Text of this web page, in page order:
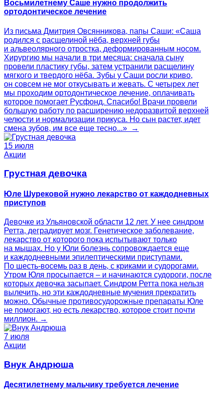
Восьмилетнему Саше нужно продолжить
ортодонтическое лечение
Из письма Дмитрия Овсянникова, папы Саши: «Саша
родился с расщелиной нёба, верхней губы
и альвеолярного отростка, деформированным носом.
Хирургию мы начали в три месяца: сначала сыну
провели пластику губы, затем устранили расщелину
мягкого и твердого нёба. Зубы у Саши росли криво,
он совсем не мог откусывать и жевать. С четырех лет
мы проходим ортодонтическое лечение, оплачивать
которое помогает Русфонд. Спасибо! Врачи провели
большую работу по расширению недоразвитой верхней
челюсти и нормализации прикуса. Но сын растет, идет
смена зубов, им все еще тесно...» →
15 июля
Акции
Грустная девочка
Юле Шурековой нужно лекарство от каждодневных
приступов
Девочке из Ульяновской области 12 лет. У нее синдром
Ретта, деградирует мозг. Генетическое заболевание,
лекарство от которого пока испытывают только
на мышах. Но у Юли болезнь сопровождается еще
и каждодневными эпилептическими приступами.
По шесть-восемь раз в день, с криками и судорогами.
Утром Юля просыпается – и начинаются судороги, после
которых девочка засыпает. Синдром Ретта пока нельзя
вылечить, но эти каждодневные мучения прекратить
можно. Обычные противосудорожные препараты Юле
не помогают, но есть лекарство, которое стоит почти
миллион. →
7 июля
Акции
Внук Андрюша
Десятилетнему мальчику требуется лечение